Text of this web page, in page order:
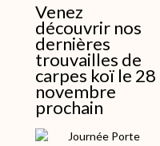
Venez
découvrir nos
dernières
trouvailles de
carpes koï le 28
novembre
prochain